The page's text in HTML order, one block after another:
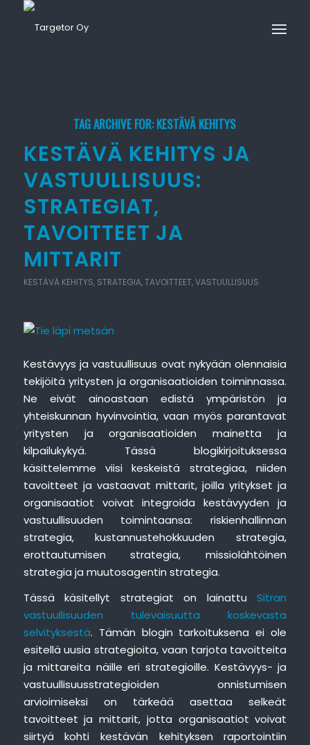
TAG ARCHIVE FOR:KESTÄVÄ KEHITYS
KESTÄVÄ KEHITYS JA
VASTUULLISUUS:
STRATEGIAT,
TAVOITTEET JA
MITTARIT
KESTÄVÄ KEHITYS, STRATEGIA,TAVOITTEET,VASTUULLISUUS
Kestävyys ja vastuullisuus ovat nykyään olennaisia
tekijöitä yritysten ja organisaatioiden toiminnassa.
Ne eivät ainoastaan edistä ympäristön ja
yhteiskunnan hyvinvointia, vaan myös parantavat
yritysten ja organisaatioiden mainetta ja
kilpailukykyä. Tässä blogikirjoituksessa
käsittelemme viisi keskeistä strategiaa, niiden
tavoitteet ja vastaavat mittarit, joilla yritykset ja
organisaatiot voivat integroida kestävyyden ja
vastuullisuuden toimintaansa: riskienhallinnan
strategia, kustannustehokkuuden strategia,
erottautumisen strategia, missiolähtöinen
strategia ja muutosagentin strategia.
Tässä käsitellyt strategiat on lainattuSitran
vastuullisuuden tulevaisuutta koskevasta
selvityksestä. Tämän blogin tarkoituksena ei ole
esitellä uusia strategioita, vaan tarjota tavoitteita
ja mittareita näille eri strategioille. Kestävyys- ja
vastuullisuusstrategioiden onnistumisen
arvioimiseksi on tärkeää asettaa selkeät
tavoitteet ja mittarit, jotta organisaatiot voivat
siirtyä kohti kestävän kehityksen raportointiin